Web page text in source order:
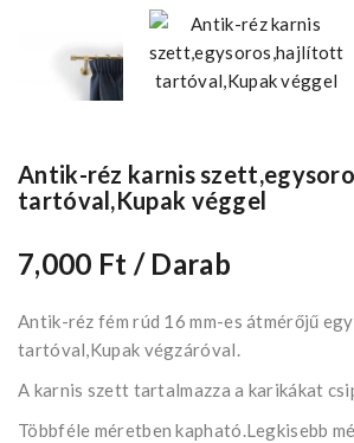
Antik-réz karnis
tartóval,Kupak véggel
7,000 Ft / Darab
Antik-réz fém rúd 16 mm-es átmérőjű
tartóval,Kupak végzáróval.
A karnis szett tartalmazza a karikákat
Többféle méretben kapható.Legkisebb